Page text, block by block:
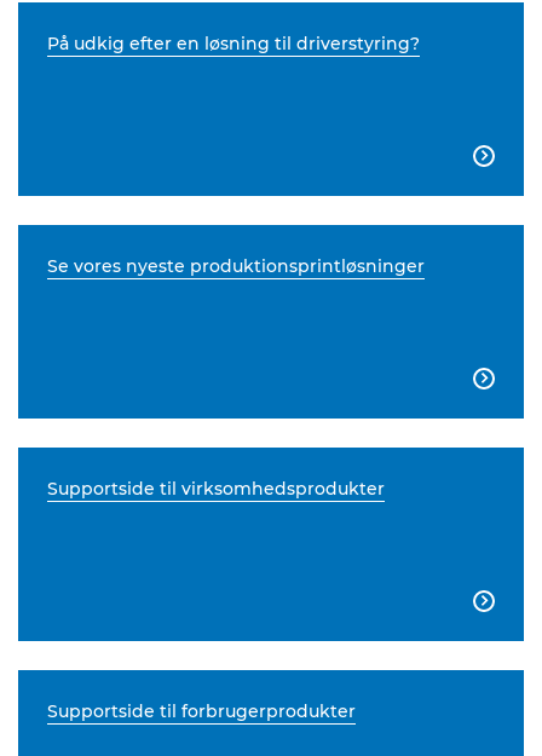
På udkig efter en løsning til driverstyring?

Se vores nyeste produktionsprintløsninger

Supportside til virksomhedsprodukter

Supportside til forbrugerprodukter